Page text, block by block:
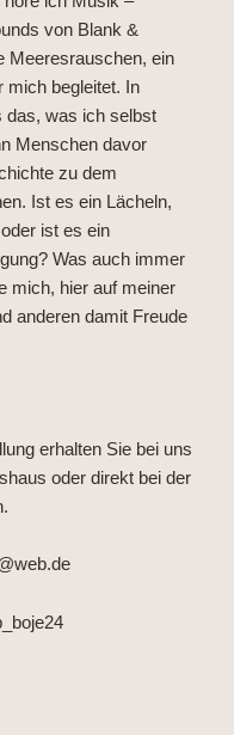
von Blank &
Meeresrauschen, ein
mich begleitet. In
das, was ich selbst
Menschen davor
zu dem
Ist es ein Lächeln,
ist es ein
Was auch immer
mich, hier auf meiner
anderen damit Freude
erhalten Sie bei uns
oder direkt bei der